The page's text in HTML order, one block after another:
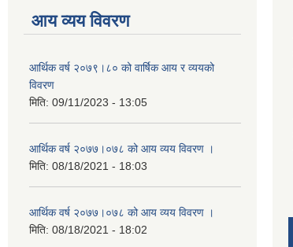
आय व्यय विवरण
आर्थिक वर्ष २०७९।८० को वार्षिक आय र व्ययको
विवरण
मिति: 09/11/2023 - 13:05
आर्थिक वर्ष २०७७।०७८ को आय व्यय विवरण ।
मिति: 08/18/2021 - 18:03
आर्थिक वर्ष २०७७।०७८ को आय व्यय विवरण ।
मिति: 08/18/2021 - 18:02